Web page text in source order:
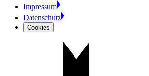
Impressum
Datenschutz
Cookies